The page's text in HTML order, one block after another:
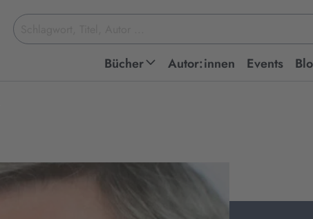
Suchbegriff
eingeben
Bücher Autor:innen Events